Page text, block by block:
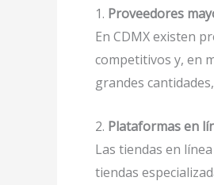
1. Proveedores
En CDMX existen
competitivos y, en
grandes
2. Plataformas en
Las tiendas en
tiendas